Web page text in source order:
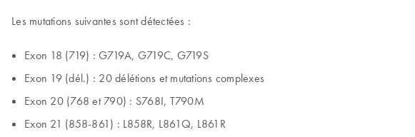
Les mutations suivantes sont détectées :
Exon 18 (719) : G719A, G719C, G719S
Exon 19 (dél.) : 20 délétions et mutations complexes
Exon 20 (768 et 790) : S768I, T790M
Exon 21 (858-861) : L858R, L861Q, L861R